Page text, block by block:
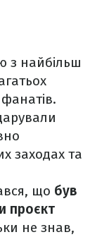
з найбільш
заходах та
що був
проєкт
не знав,